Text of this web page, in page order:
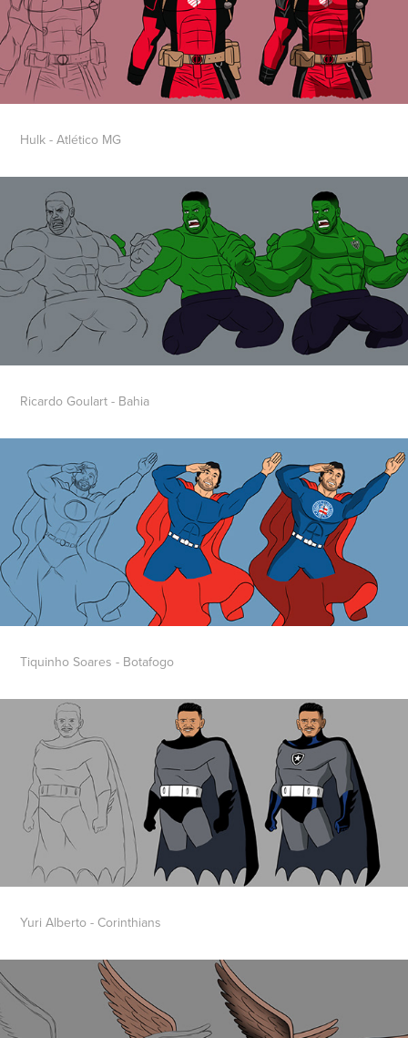
Hulk - Atlético MG
Ricardo Goulart - Bahia
Tiquinho Soares - Botafogo
Yuri Alberto - Corinthians